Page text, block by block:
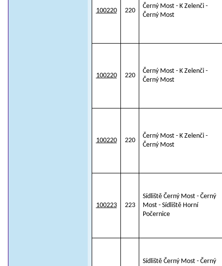
100220 220
Černý Most - K Zelenči -
Černý Most
100220 220
Černý Most - K Zelenči -
Černý Most
100220 220
Černý Most - K Zelenči -
Černý Most
100223 223
Sídliště Černý Most - Černý
Most - Sídliště Horní
Počernice
Sídliště Černý Most - Černý